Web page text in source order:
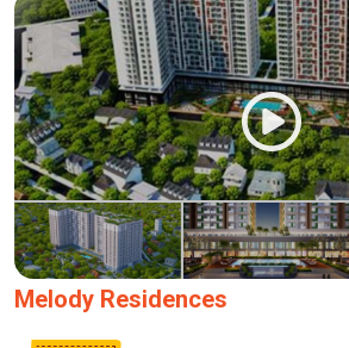
Melody Residences